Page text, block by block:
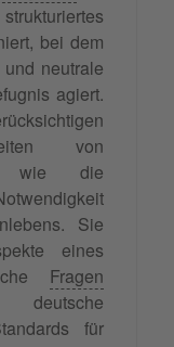
bei dem
neutrale
agiert.
von
wie die
Sie
eines
Fragen
für